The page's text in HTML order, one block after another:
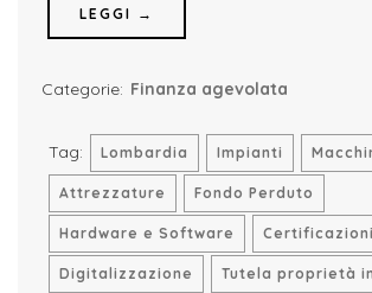
LEGGI →
Categorie: Finanza agevolata
Tag: Lombardia Impianti
Attrezzature Fondo Perduto
Hardware e Software Certificazioni
Digitalizzazione Tutela proprietà